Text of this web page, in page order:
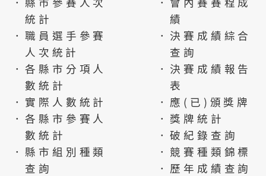
統計
．職員選手參賽
人次統計
．各縣市分項人
數統計
．實際人數統計
．各縣市參賽人
數統計
．縣市組別種類
查詢
績
．決賽成績綜合
查詢
．決賽成績報告
表
．應(已)頒獎牌
．獎牌統計
．破紀錄查詢
．競賽種類錦標
．歷年成績查詢